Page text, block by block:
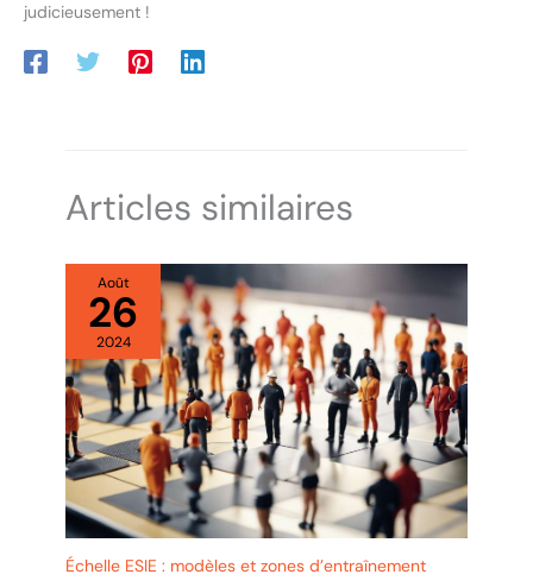
judicieusement !
Articles similaires
Août
26
2024
Échelle ESIE : modèles et zones d’entraînement